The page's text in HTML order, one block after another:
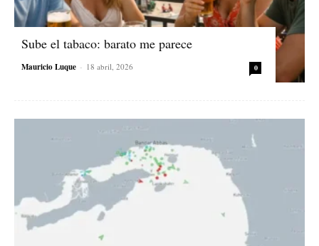
Sube el tabaco: barato me parece
Mauricio Luque - 18 abril, 2026 0